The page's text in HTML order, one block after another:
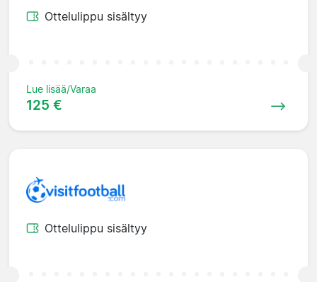
Ottelulippu sisältyy
Lue lisää/Varaa
125 €
Ottelulippu sisältyy